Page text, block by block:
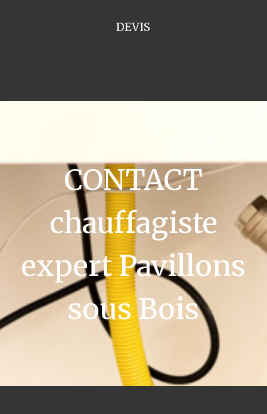
DEVIS
CONTACT
chauffagiste
expert Pavillons
sous Bois